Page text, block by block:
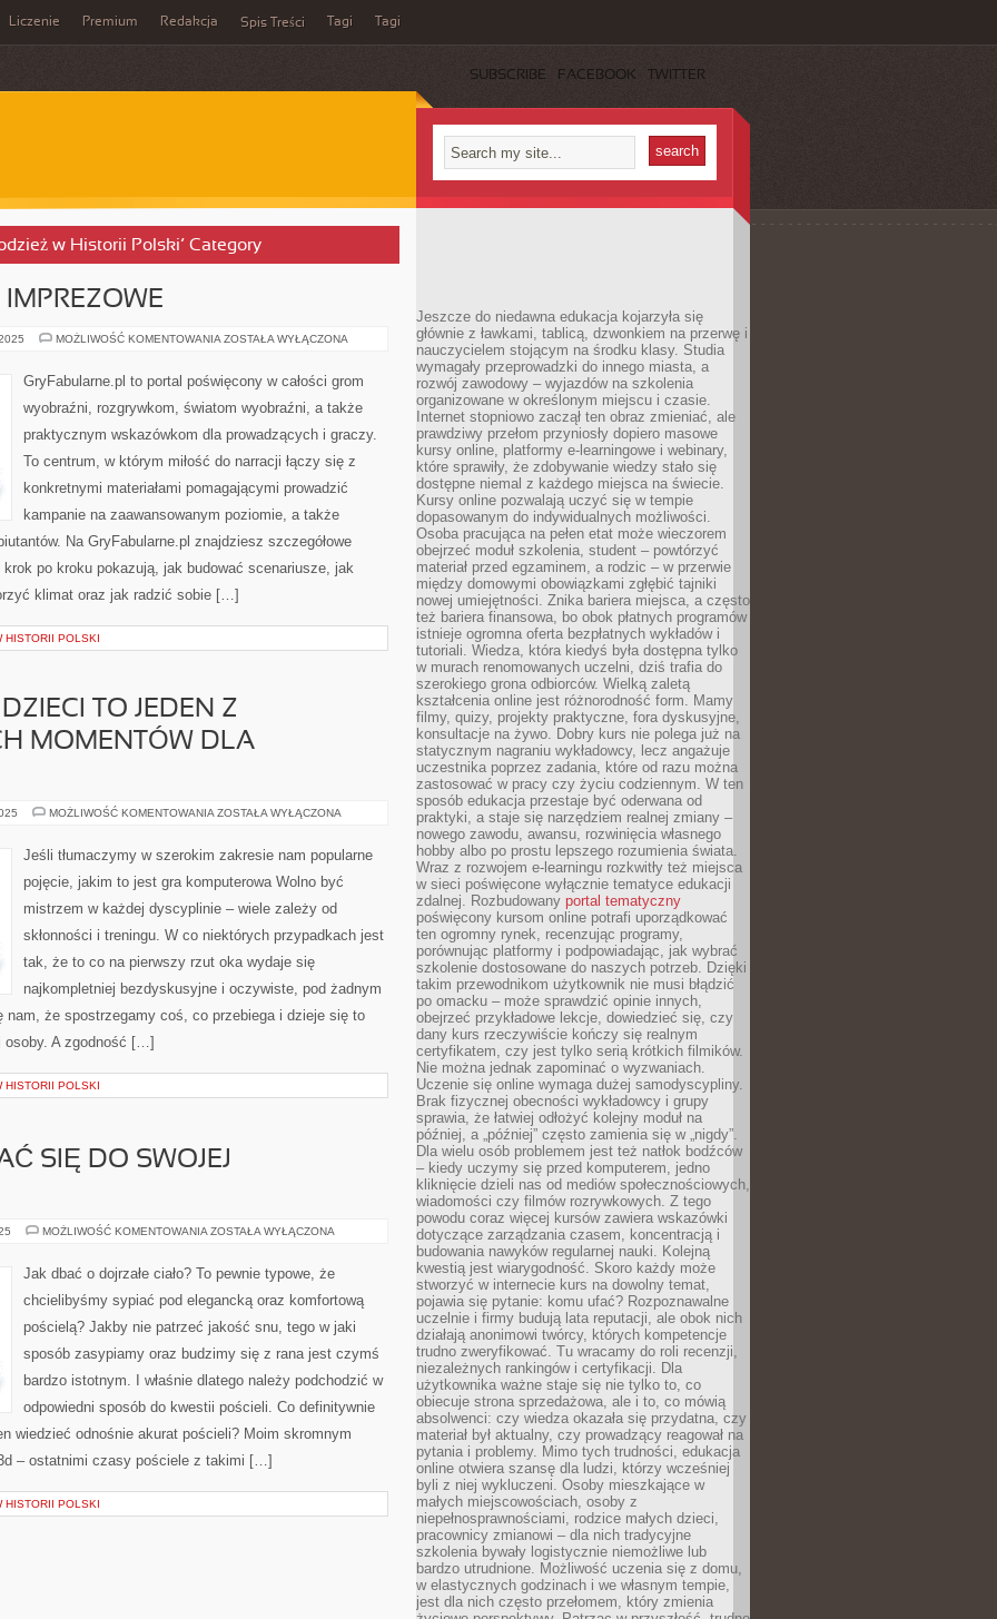
Liczenie Premium Redakcja Spis Treści Tagi Tagi
SUBSCRIBE FACEBOOK TWITTER
w Historii Polski’ Category
MOŻLIWOŚĆ KOMENTOWANIA GRY
ZOSTAŁA WYŁĄCZONA
GryFabularne.pl to portal poświęcony w całości grom
wyobraźni, rozgrywkom, światom wyobraźni, a także
praktycznym wskazówkom dla prowadzących i graczy.
To centrum, w którym miłość do narracji łączy się z
konkretnymi materiałami pomagającymi prowadzić
kampanie na zaawansowanym poziomie, a także
Na GryFabularne.pl znajdziesz szczegółowe
po kroku pokazują, jak budować scenariusze, jak
klimat oraz jak radzić sobie […]
HISTORII POLSKI
TO JEDEN Z
MOMENTÓW DLA
MOŻLIWOŚĆ KOMENTOWANIA PODARUNKI
JEDEN
NAJPIĘKNIEJSZYCH
DLA
ZOSTAŁA WYŁĄCZONA
Jeśli tłumaczymy w szerokim zakresie nam popularne
pojęcie, jakim to jest gra komputerowa Wolno być
mistrzem w każdej dyscyplinie – wiele zależy od
skłonności i treningu. W co niektórych przypadkach jest
tak, że to co na pierwszy rzut oka wydaje się
najkompletniej bezdyskusyjne i oczywiste, pod żadnym
że spostrzegamy coś, co przebiega i dzieje się to
osoby. A zgodność […]
HISTORII POLSKI
SIĘ DO SWOJEJ
MOŻLIWOŚĆ KOMENTOWANIA JAK
SWOJEJ
ZOSTAŁA WYŁĄCZONA
Jak dbać o dojrzałe ciało? To pewnie typowe, że
chcielibyśmy sypiać pod elegancką oraz komfortową
pościelą? Jakby nie patrzeć jakość snu, tego w jaki
sposób zasypiamy oraz budzimy się z rana jest czymś
bardzo istotnym. I właśnie dlatego należy podchodzić w
odpowiedni sposób do kwestii pościeli. Co definitywnie
wiedzieć odnośnie akurat pościeli? Moim skromnym
– ostatnimi czasy pościele z takimi […]
HISTORII POLSKI
Jeszcze do niedawna edukacja kojarzyła się
głównie z ławkami, tablicą, dzwonkiem na przerwę i
nauczycielem stojącym na środku klasy. Studia
wymagały przeprowadzki do innego miasta, a
rozwój zawodowy – wyjazdów na szkolenia
organizowane w określonym miejscu i czasie.
Internet stopniowo zaczął ten obraz zmieniać, ale
prawdziwy przełom przyniosły dopiero masowe
kursy online, platformy e-learningowe i webinary,
które sprawiły, że zdobywanie wiedzy stało się
dostępne niemal z każdego miejsca na świecie.
Kursy online pozwalają uczyć się w tempie
dopasowanym do indywidualnych możliwości.
Osoba pracująca na pełen etat może wieczorem
obejrzeć moduł szkolenia, student – powtórzyć
materiał przed egzaminem, a rodzic – w przerwie
między domowymi obowiązkami zgłębić tajniki
nowej umiejętności. Znika bariera miejsca, a często
też bariera finansowa, bo obok płatnych programów
istnieje ogromna oferta bezpłatnych wykładów i
tutoriali. Wiedza, która kiedyś była dostępna tylko
w murach renomowanych uczelni, dziś trafia do
szerokiego grona odbiorców. Wielką zaletą
kształcenia online jest różnorodność form. Mamy
filmy, quizy, projekty praktyczne, fora dyskusyjne,
konsultacje na żywo. Dobry kurs nie polega już na
statycznym nagraniu wykładowcy, lecz angażuje
uczestnika poprzez zadania, które od razu można
zastosować w pracy czy życiu codziennym. W ten
sposób edukacja przestaje być oderwana od
praktyki, a staje się narzędziem realnej zmiany –
nowego zawodu, awansu, rozwinięcia własnego
hobby albo po prostu lepszego rozumienia świata.
Wraz z rozwojem e-learningu rozkwitły też miejsca
w sieci poświęcone wyłącznie tematyce edukacji
zdalnej. Rozbudowany portal tematyczny
poświęcony kursom online potrafi uporządkować
ten ogromny rynek, recenzując programy,
porównując platformy i podpowiadając, jak wybrać
szkolenie dostosowane do naszych potrzeb. Dzięki
takim przewodnikom użytkownik nie musi błądzić
po omacku – może sprawdzić opinie innych,
obejrzeć przykładowe lekcje, dowiedzieć się, czy
dany kurs rzeczywiście kończy się realnym
certyfikatem, czy jest tylko serią krótkich filmików.
Nie można jednak zapominać o wyzwaniach.
Uczenie się online wymaga dużej samodyscypliny.
Brak fizycznej obecności wykładowcy i grupy
sprawia, że łatwiej odłożyć kolejny moduł na
później, a „później” często zamienia się w „nigdy”.
Dla wielu osób problemem jest też natłok bodźców
– kiedy uczymy się przed komputerem, jedno
kliknięcie dzieli nas od mediów społecznościowych,
wiadomości czy filmów rozrywkowych. Z tego
powodu coraz więcej kursów zawiera wskazówki
dotyczące zarządzania czasem, koncentracją i
budowania nawyków regularnej nauki. Kolejną
kwestią jest wiarygodność. Skoro każdy może
stworzyć w internecie kurs na dowolny temat,
pojawia się pytanie: komu ufać? Rozpoznawalne
uczelnie i firmy budują lata reputacji, ale obok nich
działają anonimowi twórcy, których kompetencje
trudno zweryfikować. Tu wracamy do roli recenzji,
niezależnych rankingów i certyfikacji. Dla
użytkownika ważne staje się nie tylko to, co
obiecuje strona sprzedażowa, ale i to, co mówią
absolwenci: czy wiedza okazała się przydatna, czy
materiał był aktualny, czy prowadzący reagował na
pytania i problemy. Mimo tych trudności, edukacja
online otwiera szansę dla ludzi, którzy wcześniej
byli z niej wykluczeni. Osoby mieszkające w
małych miejscowościach, osoby z
niepełnosprawnościami, rodzice małych dzieci,
pracownicy zmianowi – dla nich tradycyjne
szkolenia bywały logistycznie niemożliwe lub
bardzo utrudnione. Możliwość uczenia się z domu,
w elastycznych godzinach i we własnym tempie,
jest dla nich często przełomem, który zmienia